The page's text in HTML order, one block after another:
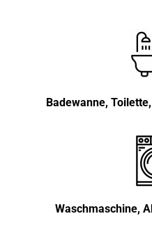
Badewanne,
Waschmaschine,